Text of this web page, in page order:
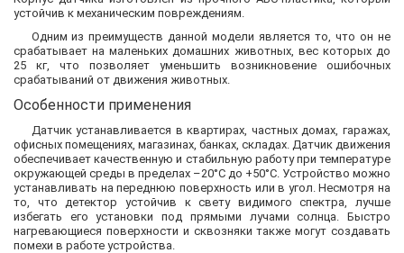
устойчив к механическим повреждениям.
Одним из преимуществ данной модели является то, что он не
срабатывает на маленьких домашних животных, вес которых до
25 кг, что позволяет уменьшить возникновение ошибочных
срабатываний от движения животных.
Особенности применения
Датчик устанавливается в квартирах, частных домах, гаражах,
офисных помещениях, магазинах, банках, складах. Датчик движения
обеспечивает качественную и стабильную работу при температуре
окружающей среды в пределах –20°С до +50°С. Устройство можно
устанавливать на переднюю поверхность или в угол. Несмотря на
то, что детектор устойчив к свету видимого спектра, лучше
избегать его установки под прямыми лучами солнца. Быстро
нагревающиеся поверхности и сквозняки также могут создавать
помехи в работе устройства.